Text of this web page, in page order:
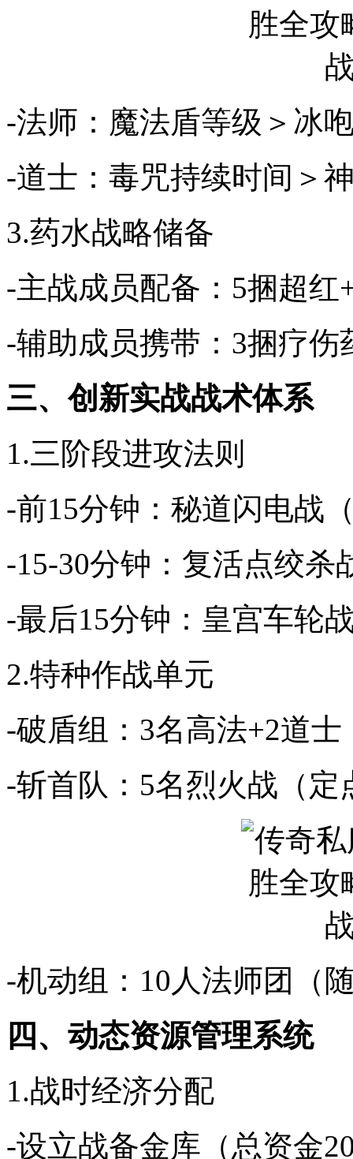
-法师：魔法盾等级＞冰
-道士：毒咒持续时间＞
3.药水战略储备
-主战成员配备：5捆超红
-辅助成员携带：3捆疗伤
三、创新实战战术体系
1.三阶段进攻法则
-前15分钟：秘道闪电战
-15-30分钟：复活点绞
-最后15分钟：皇宫车轮
2.特种作战单元
-破盾组：3名高法+2道
-斩首队：5名烈火战（定
-机动组：10人法师团（
四、动态资源管理系统
1.战时经济分配
-设立战备金库（总资金